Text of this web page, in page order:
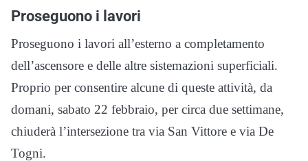
Proseguono i lavori
Proseguono i lavori all’esterno a completamento
dell’ascensore e delle altre sistemazioni superficiali.
Proprio per consentire alcune di queste attività, da
domani, sabato 22 febbraio, per circa due settimane,
chiuderà l’intersezione tra via San Vittore e via De
Togni.